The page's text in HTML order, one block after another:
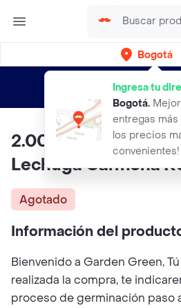
Bogotá
Ingresa tu
Bogotá.
entregas más
los precios
convenientes!
envíos gratis por
2.000 Semillas
Lechuga Carmona
Agotado
Información del
Bienvenido a Garden Green,
realizada la compra, te
proceso de germinación paso